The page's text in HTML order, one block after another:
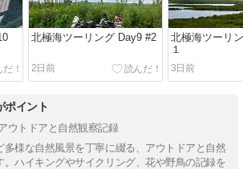
北極海ツーリング Day9 #2
2日前
北極海ツーリ
１
3日前
ポイント
ウトドアと自然観察記録
多様な自然風景を丁寧に綴る、アウトドアと自然
。ハイキングやサイクリング、花や野鳥の記録を